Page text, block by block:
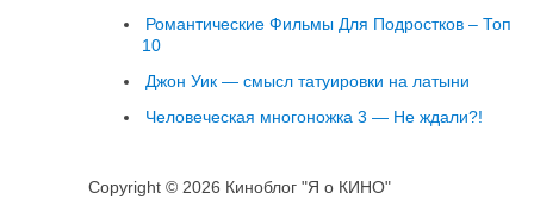
Романтические Фильмы Для Подростков – Топ
10
Джон Уик — смысл татуировки на латыни
Человеческая многоножка 3 — Не ждали?!
Copyright © 2026 Киноблог "Я о КИНО"